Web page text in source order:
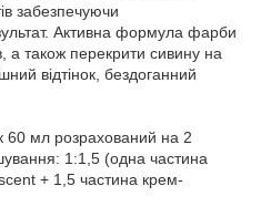
забезпечуючи
Активна формула фарби
а також перекрити сивину на
відтінок, бездоганний
60 мл розрахований на 2
1:1,5 (одна частина
+ 1,5 частина крем-